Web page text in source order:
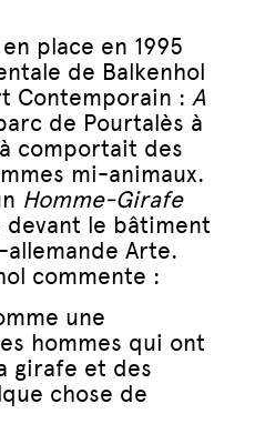
place en 1995
de Balkenhol
Contemporain : A
de Pourtalès à
comportait des
mi-animaux.
Homme-Girafe
devant le bâtiment
Arte.
commente :
une
hommes qui ont
girafe et des
chose de